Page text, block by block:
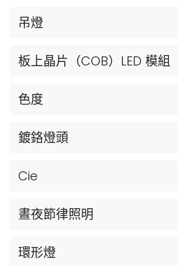
吊燈
板上晶片（COB）LED 模組
色度
鍍鉻燈頭
Cie
晝夜節律照明
環形燈